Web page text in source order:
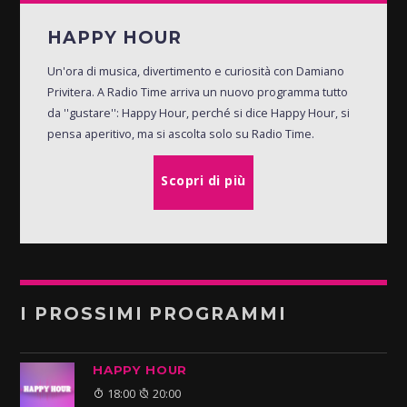
HAPPY HOUR
Un'ora di musica, divertimento e curiosità con Damiano
Privitera. A Radio Time arriva un nuovo programma tutto
da ''gustare'': Happy Hour, perché si dice Happy Hour, si
pensa aperitivo, ma si ascolta solo su Radio Time.
Scopri di più
I PROSSIMI PROGRAMMI
HAPPY HOUR
18:00 20:00